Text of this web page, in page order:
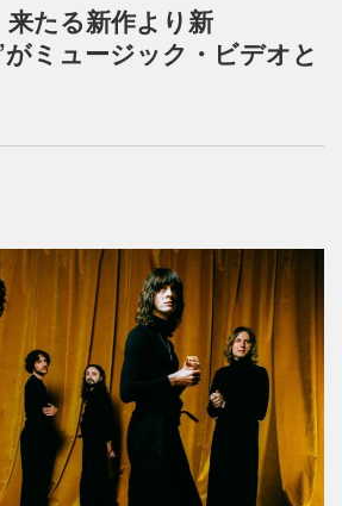
a
n
たる新作より新
ミュージック・ビデオと